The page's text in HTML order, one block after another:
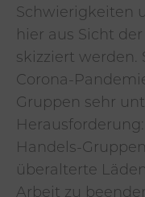
Schwierigkeiten
hier aus Sicht
skizziert werden.
Corona-
Gruppen sehr
Handels-
überalterte
Arbeit zu